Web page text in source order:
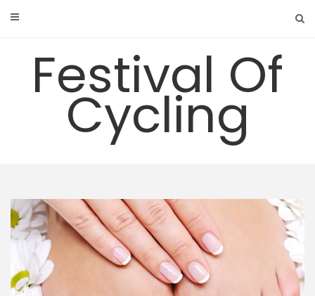
Festival Of
Cycling